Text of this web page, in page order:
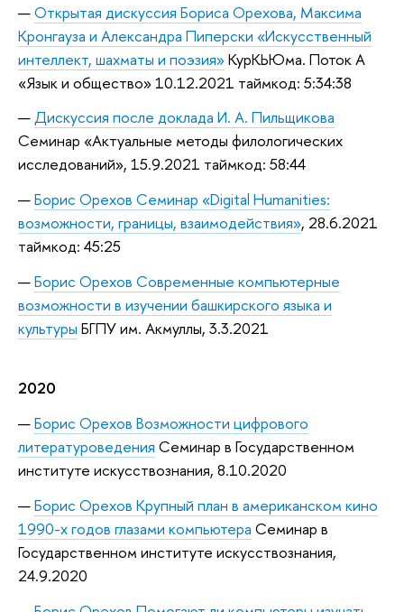
Открытая дискуссия Бориса Орехова, Максима
Кронгауза и Александра Пиперски «Искусственный
интеллект, шахматы и поэзия»КурКЬЮма. Поток А
«Язык и общество» 10.12.2021 таймкод: 5:34:38
Дискуссия после доклада И. А. Пильщикова
Семинар «Актуальные методы филологических
исследований», 15.9.2021 таймкод: 58:44
Борис Орехов Семинар «Digital Humanities:
возможности, границы, взаимодействия», 28.6.2021
таймкод: 45:25
Борис Орехов Современные компьютерные
возможности в изучении башкирского языка и
культуры БГПУ им. Акмуллы, 3.3.2021
2020
Борис Орехов Возможности цифрового
литературоведения Семинар в Государственном
институте искусствознания, 8.10.2020
Борис Орехов Крупный план в американском кино
1990-х годов глазами компьютера Семинар в
Государственном институте искусствознания,
24.9.2020